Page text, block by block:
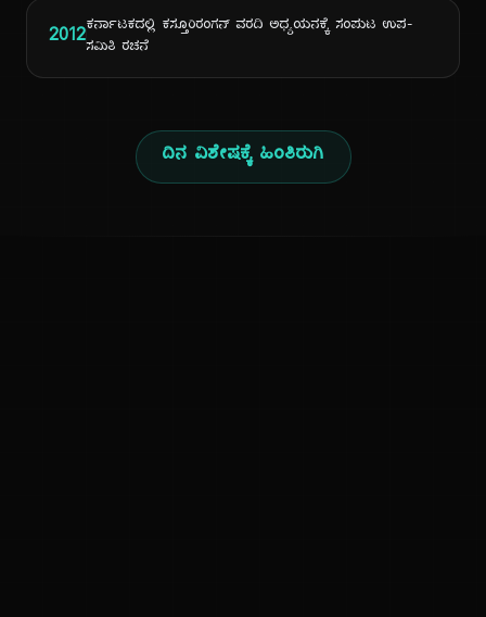
2012ಕರ್ನಾಟಕದಲ್ಲಿ ಕಸ್ತೂರಿರಂಗನ್ ವರದಿ ಅಧ್ಯಯನಕ್ಕೆ ಸಂಪುಟ ಉಪ-
ಸಮಿತಿ ರಚನೆ
ದಿನ ವಿಶೇಷಕ್ಕೆ ಹಿಂತಿರುಗಿ